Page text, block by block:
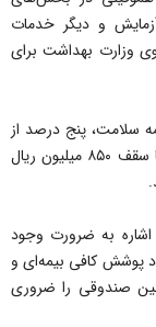
و دیگر خدمات
کد خدمت از سوی وزارت بهداشت برای
سلامت، پنج درصد از
بودجه تخصیصی را متناسب با نیاز درمانی بیماران، تا سقف ۸۵۰ میلیون ریال
اشاره به ضرورت وجود
پوشش کافی بیمه‌ای و
صندوقی را ضروری